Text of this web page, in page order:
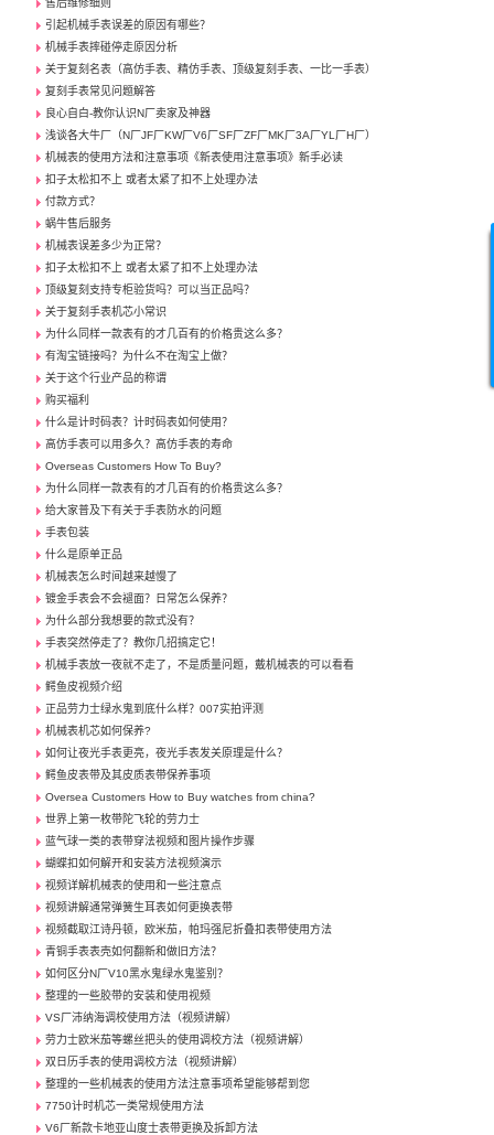
售后维修细则
引起机械手表误差的原因有哪些？
机械手表摔碰停走原因分析
关于复刻名表（高仿手表、精仿手表、顶级复刻手表、一比一手表）
复刻手表常见问题解答
良心自白-教你认识N厂卖家及神器
浅谈各大牛厂（N厂JF厂KW厂V6厂SF厂ZF厂MK厂3A厂YL厂H厂）
机械表的使用方法和注意事项《新表使用注意事项》新手必读
扣子太松扣不上 或者太紧了扣不上处理办法
付款方式？
蜗牛售后服务
机械表误差多少为正常？
扣子太松扣不上 或者太紧了扣不上处理办法
顶级复刻支持专柜验货吗？可以当正品吗？
关于复刻手表机芯小常识
为什么同样一款表有的才几百有的价格贵这么多？
有淘宝链接吗？为什么不在淘宝上做？
关于这个行业产品的称谓
购买福利
什么是计时码表？计时码表如何使用？
高仿手表可以用多久？高仿手表的寿命
Overseas Customers How To Buy?
为什么同样一款表有的才几百有的价格贵这么多？
给大家普及下有关于手表防水的问题
手表包装
什么是原单正品
机械表怎么时间越来越慢了
镀金手表会不会褪面？日常怎么保养？
为什么部分我想要的款式没有？
手表突然停走了？教你几招搞定它！
机械手表放一夜就不走了，不是质量问题，戴机械表的可以看看
鳄鱼皮视频介绍
正品劳力士绿水鬼到底什么样？007实拍评测
机械表机芯如何保养?
如何让夜光手表更亮，夜光手表发关原理是什么？
鳄鱼皮表带及其皮质表带保养事项
Oversea Customers How to Buy watches from china?
世界上第一枚带陀飞轮的劳力士
蓝气球一类的表带穿法视频和图片操作步骤
蝴蝶扣如何解开和安装方法视频演示
视频详解机械表的使用和一些注意点
视频讲解通常弹簧生耳表如何更换表带
视频截取江诗丹顿，欧米茄，帕玛强尼折叠扣表带使用方法
青铜手表表壳如何翻新和做旧方法？
如何区分N厂V10黑水鬼绿水鬼鉴别？
整理的一些胶带的安装和使用视频
VS厂沛纳海调校使用方法（视频讲解）
劳力士欧米茄等螺丝把头的使用调校方法（视频讲解）
双日历手表的使用调校方法（视频讲解）
整理的一些机械表的使用方法注意事项希望能够帮到您
7750计时机芯一类常规使用方法
V6厂新款卡地亚山度士表带更换及拆卸方法